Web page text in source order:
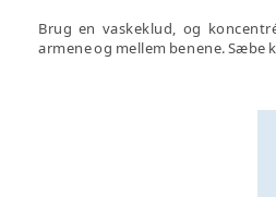
Brug en vaskeklud, og
armene og mellem benene. Sæbe